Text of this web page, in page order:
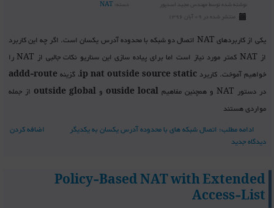
نوشته شده توسطمهندس مجید اسدپور دسته:NAT
منتشر شده در 09 آبان 1396
یکی از کاربردهای NAT اتصال دو شبکه با محدوده آدرس یکسان است. اگر چه این کاربرد
از NAT کمتر مورد نیاز است اما برای پیاده سازی این سناریو نکات جالبی از NAT را
خواهیم آموخت. کاریردip nat outside source static، گزینه addd-route
در دستور NAT و همچنین مفاهیم
ouside local وoutside global از جمله
مواردی هستند
ادامه مطلب: اتصال شبکه های با محدوده آدرس یکسان به یکدیگر
اضافه کردن
دیدگاه جدید
Policy-Based NAT with Extended
Access-List